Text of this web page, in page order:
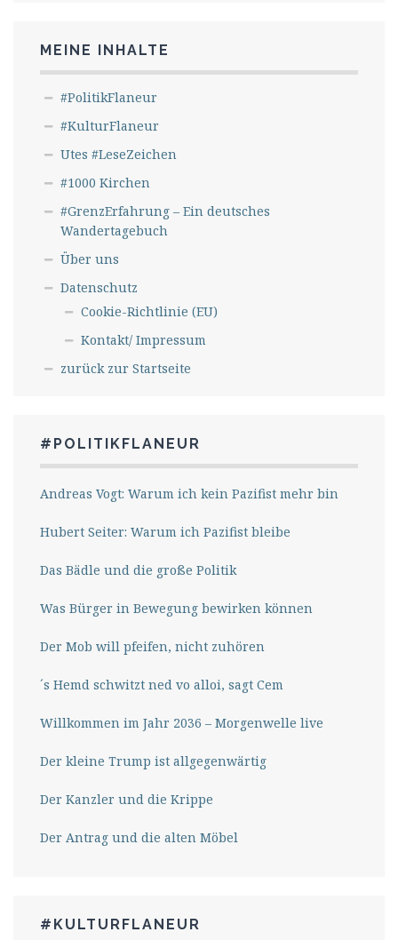
MEINE INHALTE
#PolitikFlaneur
#KulturFlaneur
Utes #LeseZeichen
#1000 Kirchen
#GrenzErfahrung – Ein deutsches
Wandertagebuch
Über uns
Datenschutz
Cookie-Richtlinie (EU)
Kontakt/ Impressum
zurück zur Startseite
#POLITIKFLANEUR
Andreas Vogt: Warum ich kein Pazifist mehr bin
Hubert Seiter: Warum ich Pazifist bleibe
Das Bädle und die große Politik
Was Bürger in Bewegung bewirken können
Der Mob will pfeifen, nicht zuhören
´s Hemd schwitzt ned vo alloi, sagt Cem
Willkommen im Jahr 2036 – Morgenwelle live
Der kleine Trump ist allgegenwärtig
Der Kanzler und die Krippe
Der Antrag und die alten Möbel
#KULTURFLANEUR